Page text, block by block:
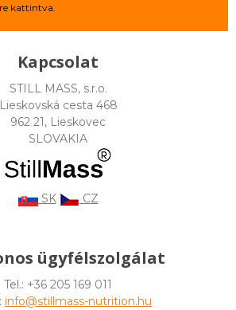
kattintva.
Kapcsolat
STILL MASS, s.r.o.
Lieskovská cesta 468
962 21, Lieskovec
SLOVAKIA
SK CZ
ügyfélszolgálat
Tel.: +36 205 169 011
info@stillmass-nutrition.hu